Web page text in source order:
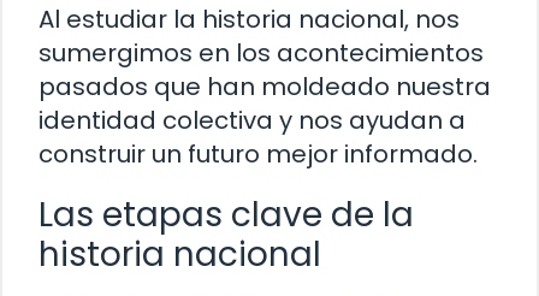
Al estudiar la historia nacional, nos
sumergimos en los acontecimientos
pasados que han moldeado nuestra
identidad colectiva y nos ayudan a
construir un futuro mejor informado.
Las etapas clave de la
historia nacional